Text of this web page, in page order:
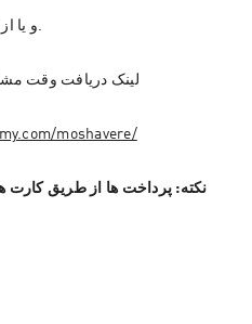
و یا از لینک زیر اقدام به تعیین وقت کنید.
لینک دریافت وقت
moshavere/
نکته: پرداخت ها از طریق کارت